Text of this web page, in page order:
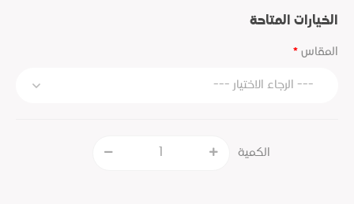
الخيارات المتاحة
المقاس
الكمية